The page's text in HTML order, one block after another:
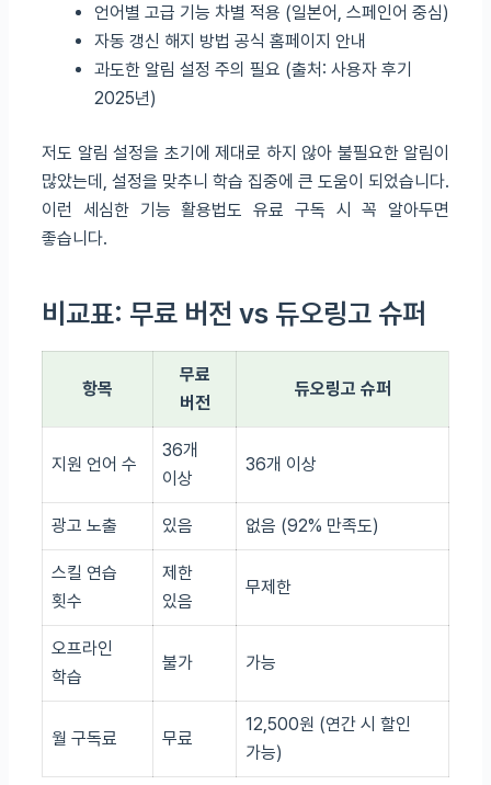
언어별 고급 기능 차별 적용 (일본어, 스페인어 중심)
자동 갱신 해지 방법 공식 홈페이지 안내
과도한 알림 설정 주의 필요 (출처: 사용자 후기
2025년)
저도 알림 설정을 초기에 제대로 하지 않아 불필요한 알림이
많았는데, 설정을 맞추니 학습 집중에 큰 도움이 되었습니다.
이런 세심한 기능 활용법도 유료 구독 시 꼭 알아두면
좋습니다.
비교표: 무료 버전 vs 듀오링고 슈퍼
항목
무료
버전
듀오링고 슈퍼
지원 언어 수
36개
이상
36개 이상
광고 노출 있음 없음 (92% 만족도)
스킬 연습
횟수
제한
있음
무제한
오프라인
학습
불가 가능
월 구독료 무료
12,500원 (연간 시 할인
가능)